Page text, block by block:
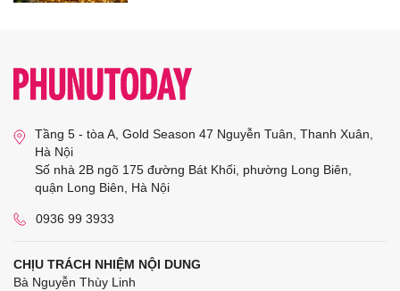
Tầng 5 - tòa A, Gold Season 47 Nguyễn Tuân, Thanh Xuân,
Hà Nội
Số nhà 2B ngõ 175 đường Bát Khối, phường Long Biên,
quận Long Biên, Hà Nội
0936 99 3933
CHỊU TRÁCH NHIỆM NỘI DUNG
Bà Nguyễn Thùy Linh